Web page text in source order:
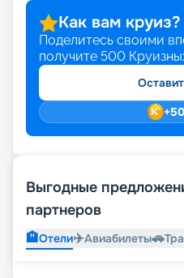
Как вам круиз?
Поделитесь своими
получите 500
+
Выгодные
партнеров
🏨Отели✈️Авиабилеты🚗